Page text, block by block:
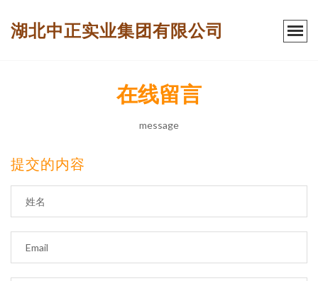
湖北中正实业集团有限公司
在线留言
message
提交的内容